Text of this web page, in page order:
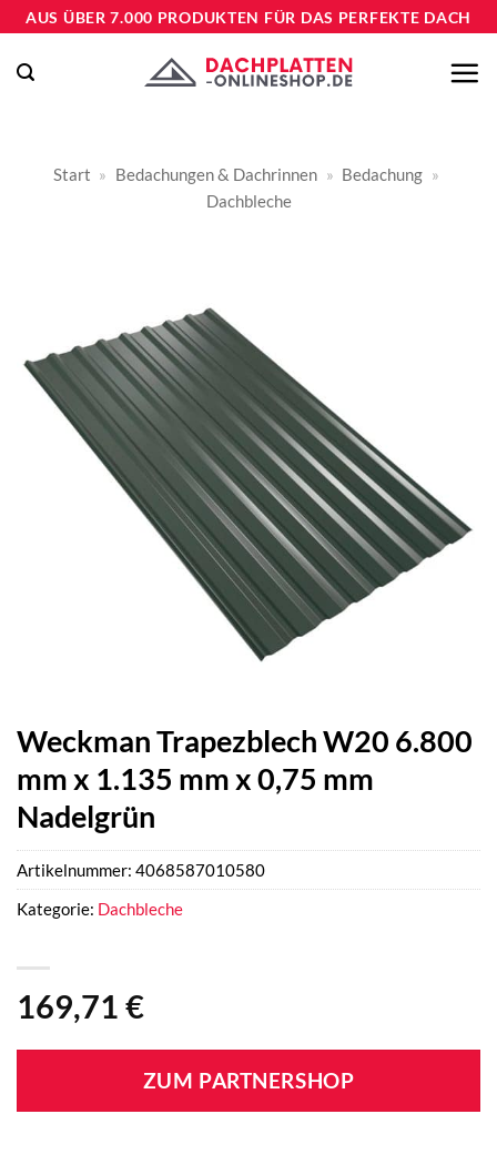
Zum
springen
AUS ÜBER 7.000 PRODUKTEN FÜR DAS PERFEKTE DACH
Start » Bedachungen & Dachrinnen » Bedachung »
Dachbleche
Weckman Trapezblech W20 6.800
mm x 1.135 mm x 0,75 mm
Nadelgrün
169,71 €
ZUM PARTNERSHOP
Artikelnummer: 4068587010580
Kategorie: Dachbleche